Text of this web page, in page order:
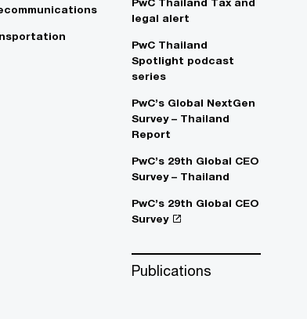
legal alert
PwC Thailand
Spotlight podcast
series
PwC’s Global NextGen
Survey – Thailand
Report
PwC’s 29th Global CEO
Survey – Thailand
PwC’s 29th Global CEO
Survey
Publications